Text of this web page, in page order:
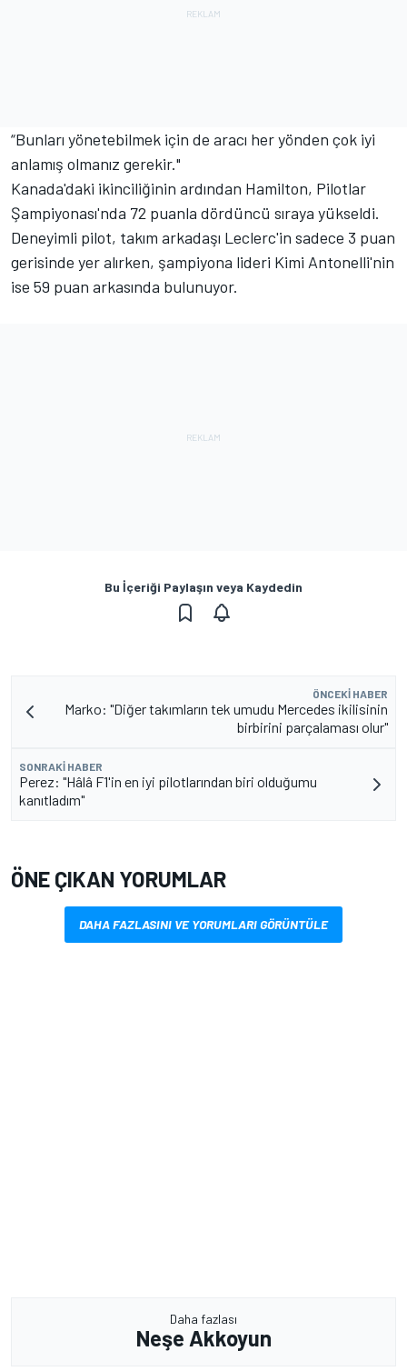
“Bunları yönetebilmek için de aracı her yönden çok iyi
anlamış olmanız gerekir."
Kanada'daki ikinciliğinin ardından Hamilton, Pilotlar
Şampiyonası'nda 72 puanla dördüncü sıraya yükseldi.
Deneyimli pilot, takım arkadaşı Leclerc'in sadece 3 puan
gerisinde yer alırken, şampiyona lideri Kimi Antonelli'nin
ise 59 puan arkasında bulunuyor.
Bu İçeriği Paylaşın veya Kaydedin
ÖNCEKI HABER
Marko: "Diğer takımların tek umudu Mercedes ikilisinin
birbirini parçalaması olur"
SONRAKI HABER
Perez: "Hâlâ F1'in en iyi pilotlarından biri olduğumu
kanıtladım"
ÖNE ÇIKAN YORUMLAR
DAHA FAZLASINI VE YORUMLARI GÖRÜNTÜLE
Daha fazlası
Neşe Akkoyun